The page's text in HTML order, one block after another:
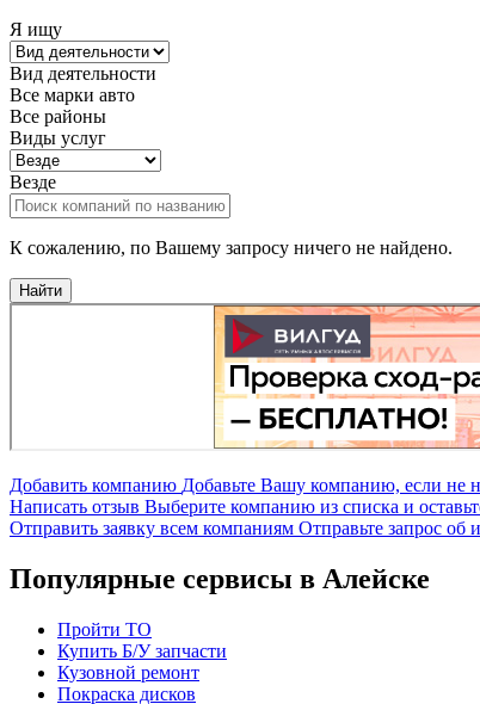
Я ищу
Вид деятельности
Все марки авто
Все районы
Виды услуг
Везде
К сожалению, по Вашему запросу ничего не найдено.
Найти
Добавить компанию Добавьте Вашу компанию, если не
Написать отзыв Выберите компанию из списка и
Отправить заявку всем компаниям Отправьте запрос об
Популярные сервисы в Алейске
Пройти ТО
Купить Б/У запчасти
Кузовной ремонт
Покраска дисков